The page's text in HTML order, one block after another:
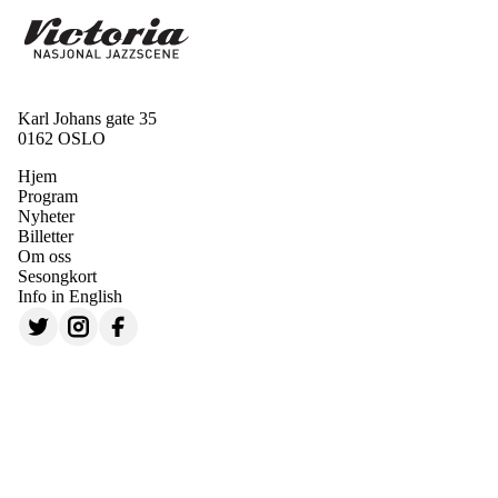
Karl Johans gate 35
0162 OSLO
Hjem
Program
Nyheter
Billetter
Om oss
Sesongkort
Info in English